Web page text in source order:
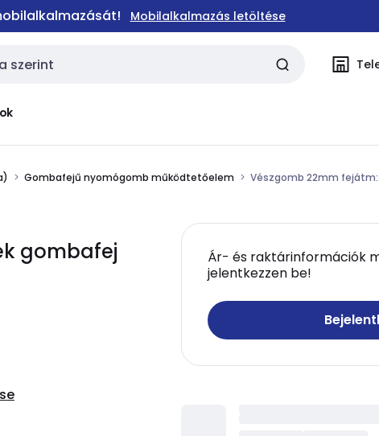
Mobilalkalmazás letöltése
Gombafejű nyomógomb működtetőelem Vészgomb 22mm fejátm:
gombafej
Ár- és raktárinformációk
jelentkezzen be!